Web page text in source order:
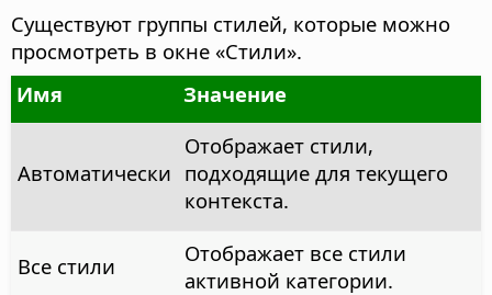
Существуют группы стилей, которые можно
просмотреть в окне «Стили».
Имя
Значение
Автоматически
Отображает стили,
подходящие для текущего
контекста.
Все стили
Отображает все стили
активной категории.